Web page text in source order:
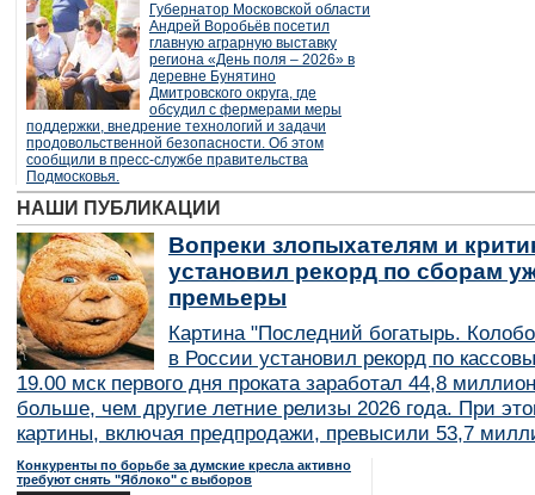
Губернатор Московской области
Андрей Воробьёв посетил
главную аграрную выставку
региона «День поля – 2026» в
деревне Бунятино
Дмитровского округа, где
обсудил с фермерами меры
поддержки, внедрение технологий и задачи
продовольственной безопасности. Об этом
сообщили в пресс-службе правительства
Подмосковья.
НАШИ ПУБЛИКАЦИИ
Вопреки злопыхателям и
установил рекорд по сборам
премьеры
Картина "Последний богатырь.
в России установил рекорд по
19.00 мск первого дня проката заработал 44,8
больше, чем другие летние релизы 2026 года. При
картины, включая предпродажи, превысили 53,7
Конкуренты по борьбе за думские кресла активно
требуют снять "Яблоко" с выборов